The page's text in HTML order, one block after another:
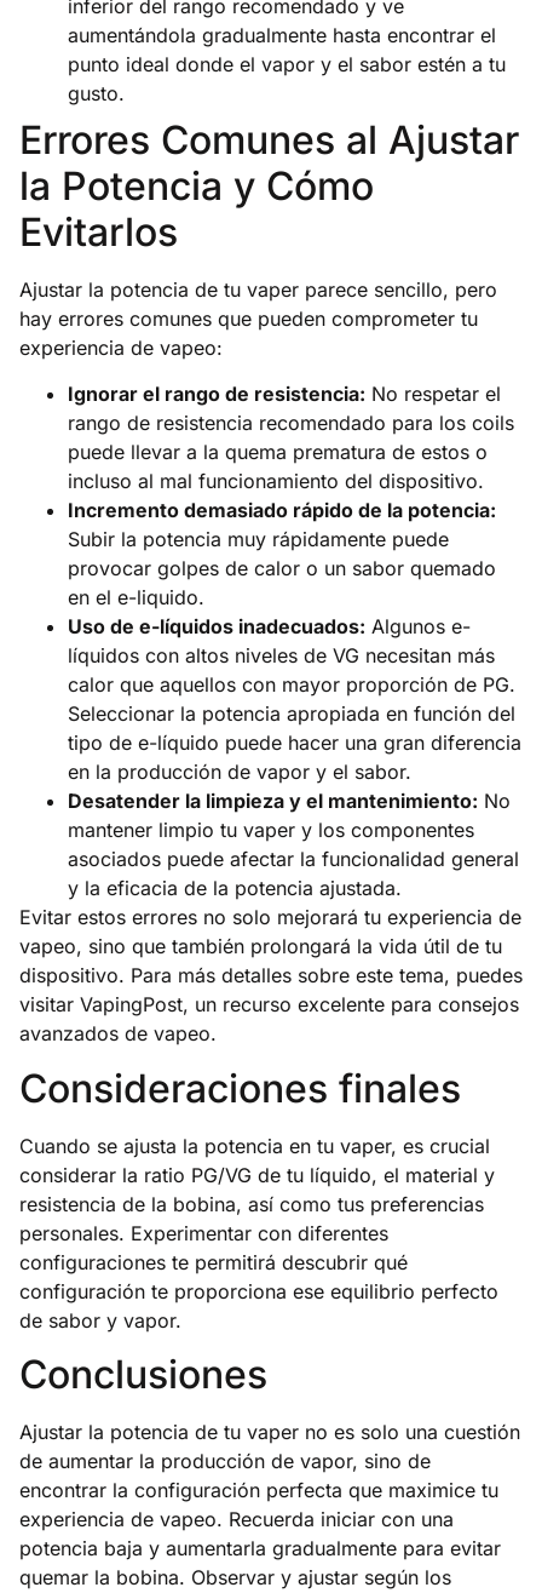
inferior del rango recomendado y ve
aumentándola gradualmente hasta encontrar el
punto ideal donde el vapor y el sabor estén a tu
gusto.
Errores Comunes al Ajustar
la Potencia y Cómo
Evitarlos
Ajustar la potencia de tu vaper parece sencillo, pero
hay errores comunes que pueden comprometer tu
experiencia de vapeo:
Ignorar el rango de resistencia: No respetar el
rango de resistencia recomendado para los coils
puede llevar a la quema prematura de estos o
incluso al mal funcionamiento del dispositivo.
Incremento demasiado rápido de la potencia:
Subir la potencia muy rápidamente puede
provocar golpes de calor o un sabor quemado
en el e-liquido.
Uso de e-líquidos inadecuados: Algunos e-
líquidos con altos niveles de VG necesitan más
calor que aquellos con mayor proporción de PG.
Seleccionar la potencia apropiada en función del
tipo de e-líquido puede hacer una gran diferencia
en la producción de vapor y el sabor.
Desatender la limpieza y el mantenimiento: No
mantener limpio tu vaper y los componentes
asociados puede afectar la funcionalidad general
y la eficacia de la potencia ajustada.
Evitar estos errores no solo mejorará tu experiencia de
vapeo, sino que también prolongará la vida útil de tu
dispositivo. Para más detalles sobre este tema, puedes
visitar VapingPost, un recurso excelente para consejos
avanzados de vapeo.
Consideraciones finales
Cuando se ajusta la potencia en tu vaper, es crucial
considerar la ratio PG/VG de tu líquido, el material y
resistencia de la bobina, así como tus preferencias
personales. Experimentar con diferentes
configuraciones te permitirá descubrir qué
configuración te proporciona ese equilibrio perfecto
de sabor y vapor.
Conclusiones
Ajustar la potencia de tu vaper no es solo una cuestión
de aumentar la producción de vapor, sino de
encontrar la configuración perfecta que maximice tu
experiencia de vapeo. Recuerda iniciar con una
potencia baja y aumentarla gradualmente para evitar
quemar la bobina. Observar y ajustar según los